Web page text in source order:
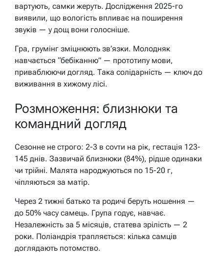
вартують, самки жеруть. Дослідження 2025-го
виявили, що вологість впливає на поширення
звуків — у дощ вони голосніше.
Гра, грумінг зміцнюють зв’язки. Молодняк
навчається “бебіканню” — прототипу мови,
приваблюючи догляд. Така солідарність — ключ до
виживання в хижому лісі.
Розмноження: близнюки та
командний догляд
Сезонне не строго: 2-3 в covти на рік, гестація 123-
145 днів. Зазвичай близнюки (84%), рідше одинаки
чи трійні. Малята народжуються по 15-20 г,
чіпляються за матір.
Через 2 тижні батько та родичі беруть ношення —
до 50% часу самець. Група годує, навчає.
Незалежність за 5 місяців, статева зрілість — 2
роки. Поліандрія трапляється: кілька самців
доглядають потомство.